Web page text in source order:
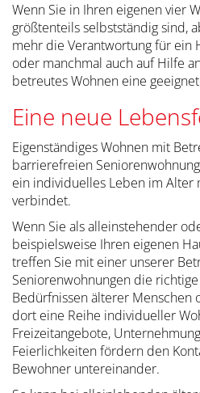
Wenn Sie in Ihren eigenen vier
größtenteils selbstständig sind,
mehr die Verantwortung für ein
oder manchmal auch auf Hilfe
betreutes Wohnen eine
Eine neue
Eigenständiges Wohnen mit
barrierefreien
ein individuelles Leben im Alter
verbindet.
Wenn Sie als alleinstehender
beispielsweise Ihren eigenen
treffen Sie mit einer unserer
Seniorenwohnungen die
Bedürfnissen älterer
dort eine Reihe individueller
Freizeitangebote,
Feierlichkeiten fördern den
Bewohner untereinander.